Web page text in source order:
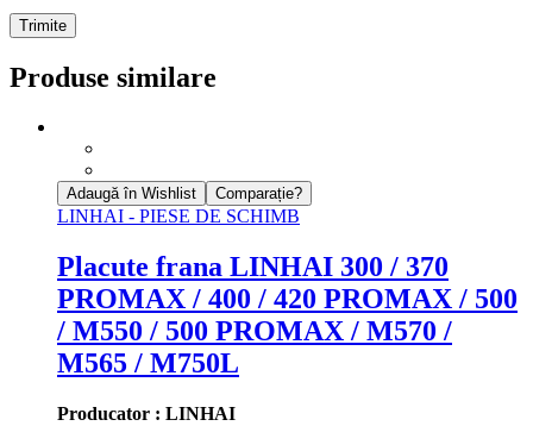
Produse similare
Adaugă în Wishlist Comparație?
LINHAI - PIESE DE SCHIMB
Placute frana LINHAI 300 / 370
PROMAX / 400 / 420 PROMAX / 500
/ M550 / 500 PROMAX / M570 /
M565 / M750L
Producator : LINHAI